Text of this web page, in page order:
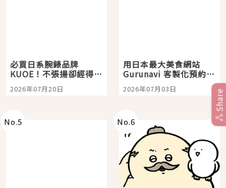
必買日系腕錶品牌
KUOE！不張揚卻經得起
時間洗鍊的經典之作五
選
2026年07月20日
用日本最大美食網站
Gurunavi 客製化預約九
大都市餐廳，打造專屬
美食體驗！
2026年07月03日
No.5 No.6
Share